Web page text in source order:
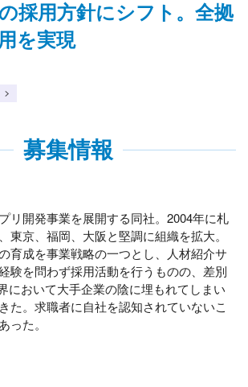
採用方針にシフト。全拠
を実現
募集情報
リ開発事業を展開する同社。2004年に札
東京、福岡、大阪と堅調に組織を拡大。
育成を事業戦略の一つとし、人材紹介サ
験を問わず採用活動を行うものの、差別
において大手企業の陰に埋もれてしまい
た。求職者に自社を認知されていないこ
った。